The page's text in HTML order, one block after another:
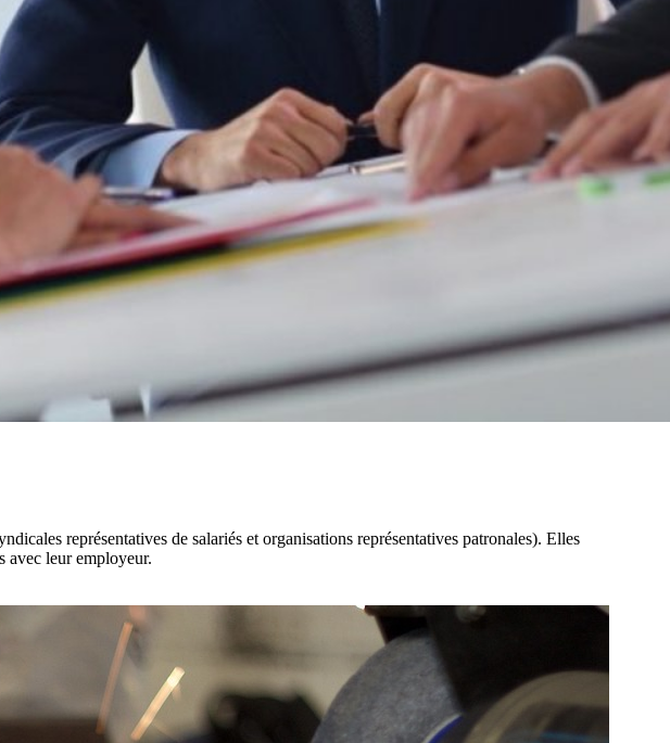
représentatives de salariés et organisations représentatives patronales). Elles
avec leur employeur.